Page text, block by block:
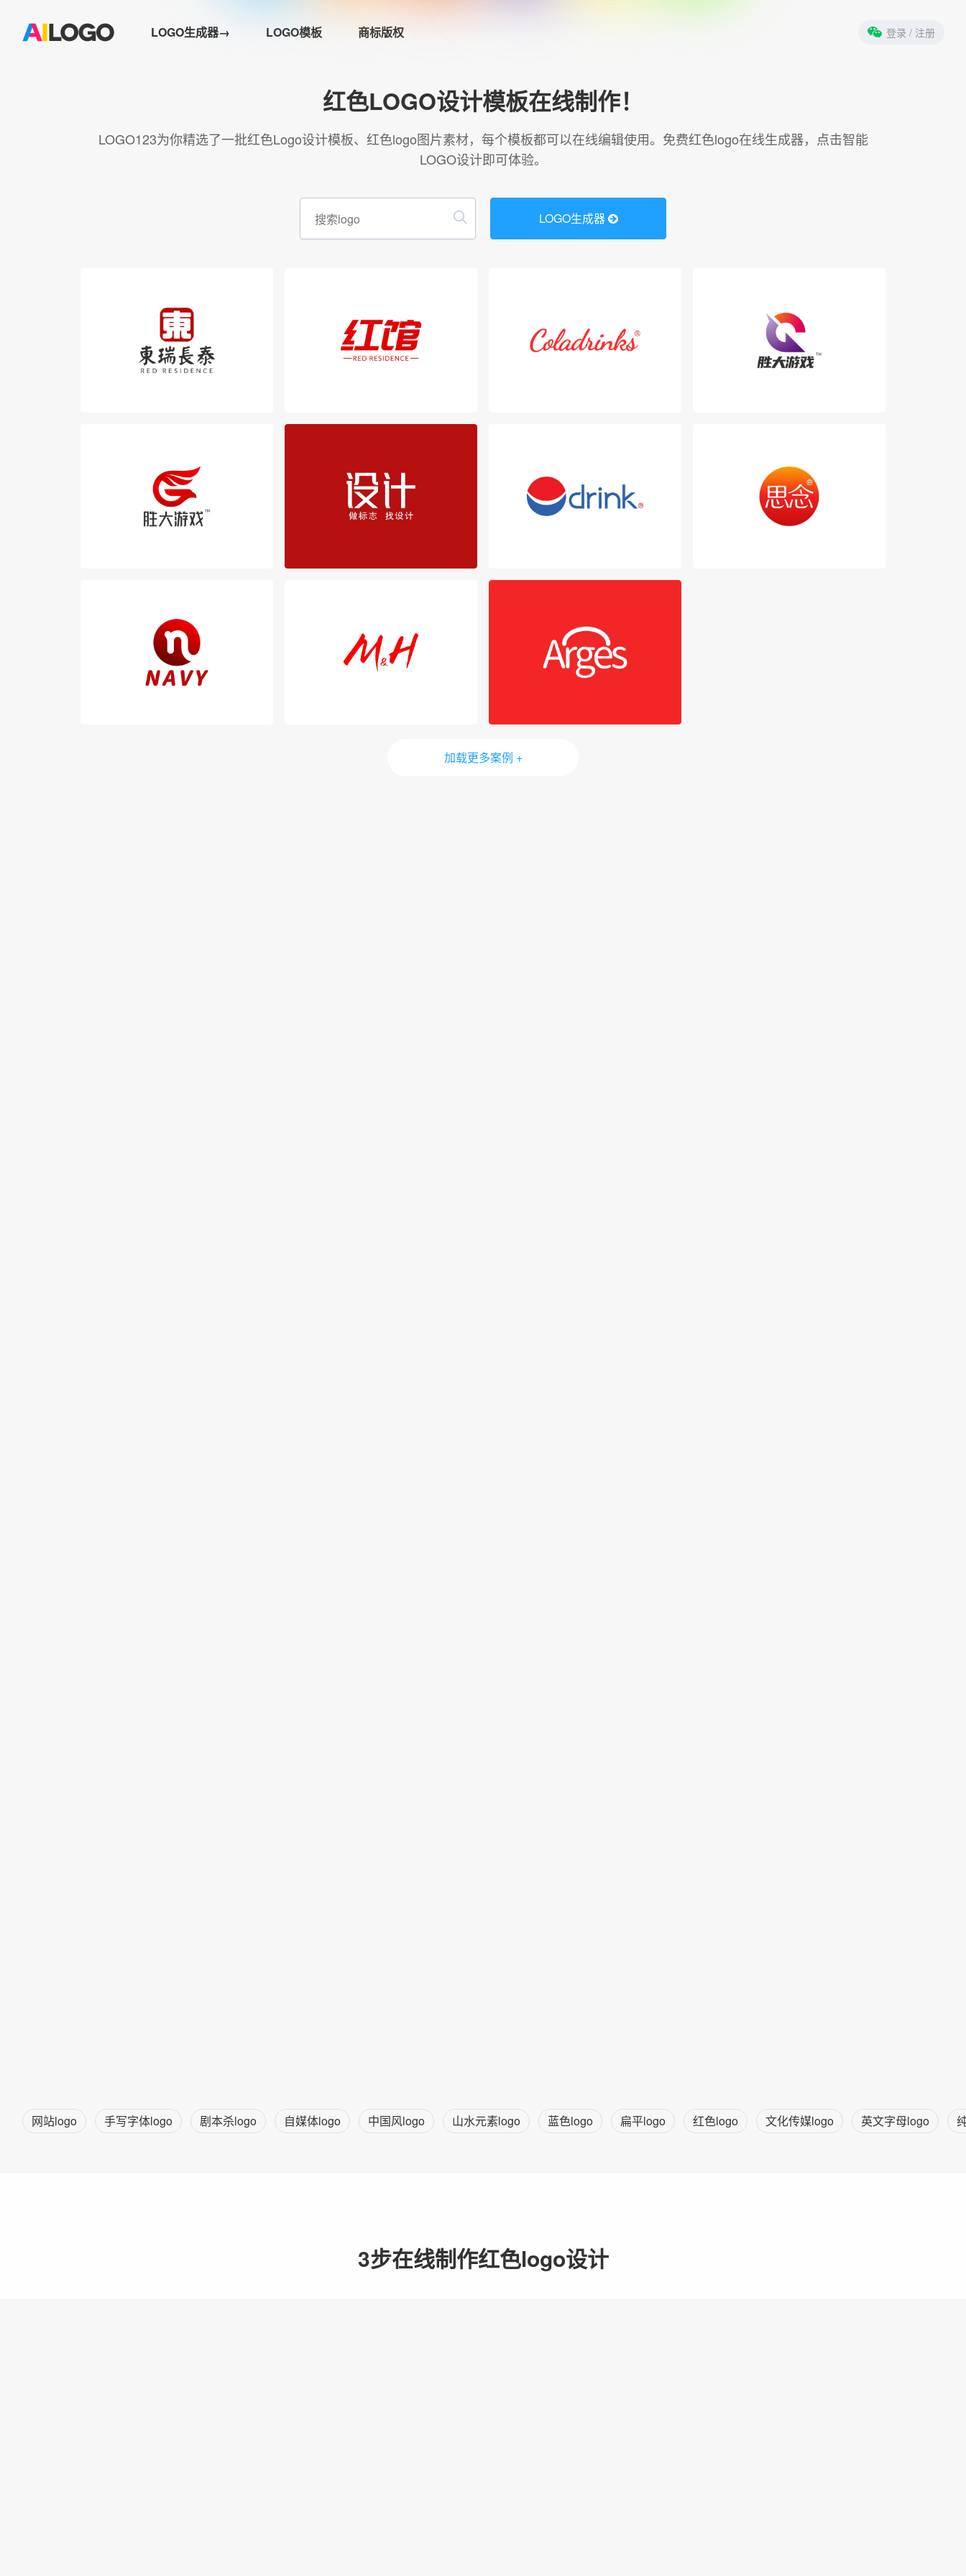
LOGO生成器→ LOGO模板 商标版权 登录 / 注册
LOGO生成器→
LOGO模板
商标版权
登录
红色LOGO设计模板在线制作！
LOGO123为你精选了一批红色Logo设计模板、红色logo图片素材，每个模板都可以在线编辑使用。免费红色logo在线生成器，点击智能
LOGO设计即可体验。
LOGO生成器
加载更多案例 +
网站logo 手写字体logo 剧本杀logo 自媒体logo 中国风logo 山水元素logo 蓝色logo 扁平logo 红色logo 文化传媒logo 英文字母logo
3步在线制作红色logo设计